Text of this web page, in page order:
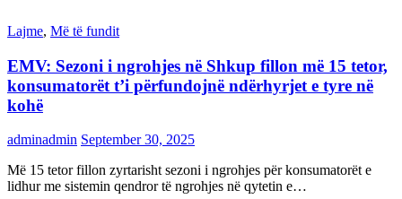
Lajme, Më të fundit
EMV: Sezoni i ngrohjes në Shkup fillon më 15 tetor,
konsumatorët t’i përfundojnë ndërhyrjet e tyre në
kohë
adminadmin September 30, 2025
Më 15 tetor fillon zyrtarisht sezoni i ngrohjes për konsumatorët e
lidhur me sistemin qendror të ngrohjes në qytetin e…